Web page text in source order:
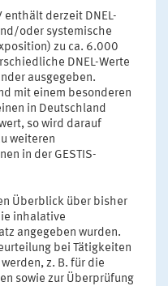
enthält derzeit DNEL-
oder systemische
zu ca. 6.000
DNEL-Werte
ausgegeben.
mit einem besonderen
in Deutschland
so wird darauf
weiteren
in der GESTIS-
Überblick über bisher
inhalative
angegeben wurden.
bei Tätigkeiten
z. B. für die
sowie zur Überprüfung